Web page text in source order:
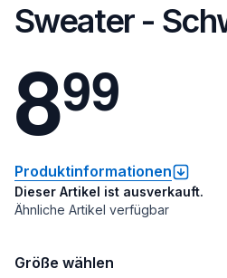
Sweater -
899
Produktinformationen
Dieser Artikel ist ausverkauft.
Ähnliche Artikel verfügbar
Größe wählen